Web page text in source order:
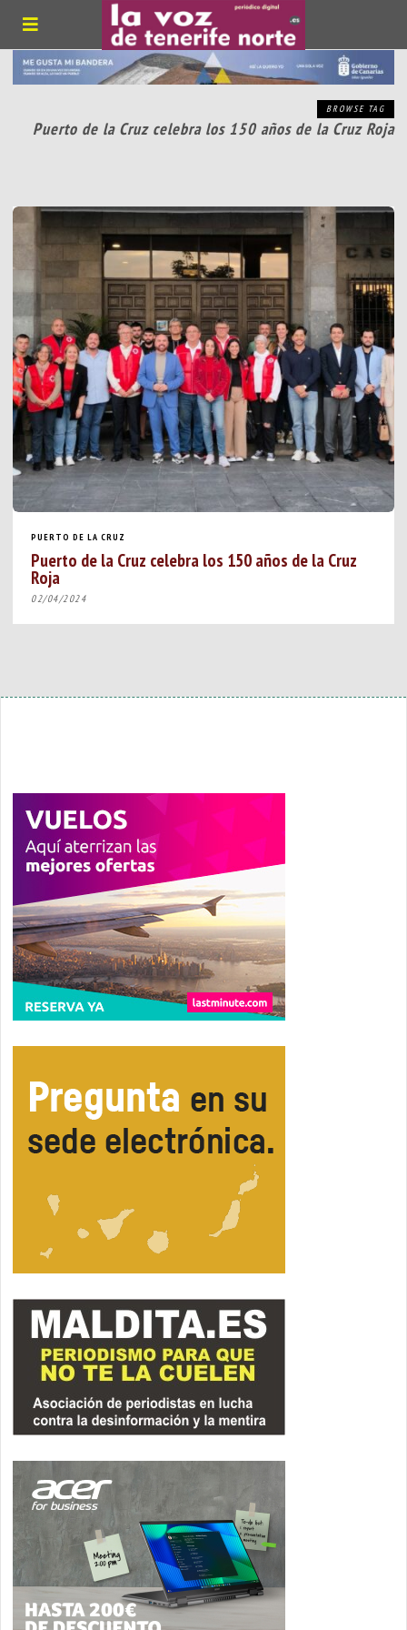
BROWSE TAG
Puerto de la Cruz celebra los 150 años de la Cruz Roja
PUERTO DE LA CRUZ
Puerto de la Cruz celebra los 150 años de la Cruz
Roja
02/04/2024